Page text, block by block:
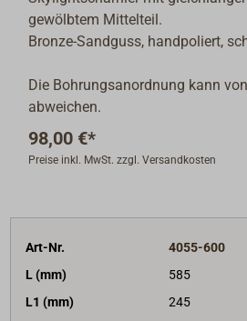
gewölbtem Mittelteil.
Bronze-Sandguss, handpoliert,
Die Bohrungsanordnung kann
abweichen.
98,00 €*
Preise inkl. MwSt. zzgl. Versandkosten
Art-Nr.
4055-600
L (mm)
585
L1 (mm)
245